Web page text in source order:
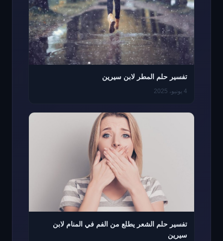
تفسير حلم المطر لابن سيرين
4 يونيو، 2025
تفسير حلم الشعر يطلع من الفم في المنام لابن
سيرين